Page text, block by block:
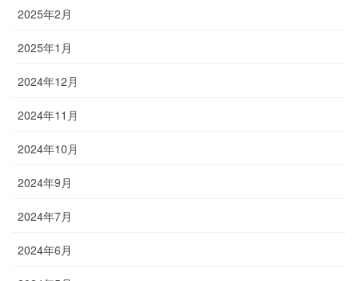
2025年2月
2025年1月
2024年12月
2024年11月
2024年10月
2024年9月
2024年7月
2024年6月